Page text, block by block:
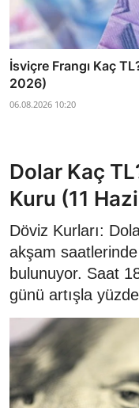
İsviçre Frangı Kaç
2026)
06.08.2026 10:20
Dolar Kaç
Kuru (11
Döviz Kurları:
akşam
bulunuyor. Saat
günü artışla